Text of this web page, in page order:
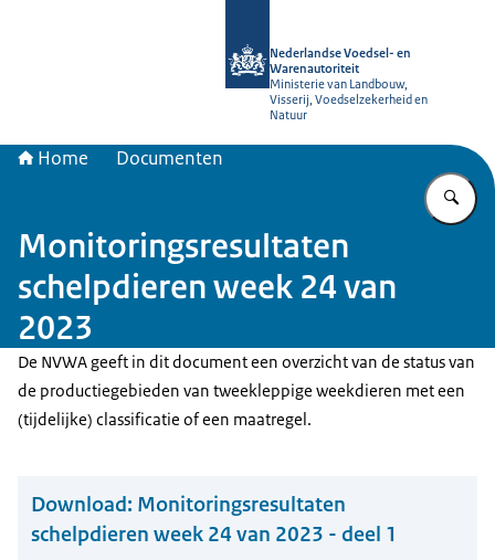
Nederlandse Voedsel- en
Warenautoriteit
Ministerie van Landbouw,
Visserij, Voedselzekerheid en
Natuur
Home Documenten
Monitoringsresultaten
schelpdieren week 24 van
2023
De NVWA geeft in dit document een overzicht van de status van
de productiegebieden van tweekleppige weekdieren met een
(tijdelijke) classificatie of een maatregel.
Download: Monitoringsresultaten
schelpdieren week 24 van 2023 - deel 1